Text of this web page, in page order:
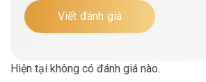
Viết đánh giá
Hiện tại không có đánh giá nào.